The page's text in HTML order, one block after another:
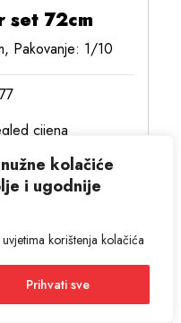
kolačiće
i ugodnije
korištenja kolačića
Prihvati sve
set 72cm
Pakovanje: 1/10
cijena